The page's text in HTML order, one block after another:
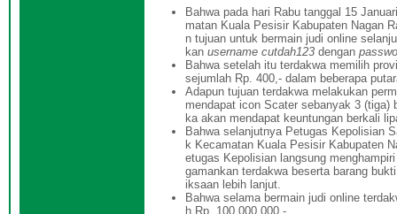
Bahwa pada hari Rabu tanggal 15
matan Kuala Pesisir Kabupaten Nagan
n tujuan untuk bermain judi online
kan username cutdah123 dengan
Bahwa setelah itu terdakwa memilih
sejumlah Rp. 400,- dalam beberapa
Adapun tujuan terdakwa melakukan
mendapat icon Scater sebanyak 3 (tiga)
ka akan mendapat keuntungan berkali
Bahwa selanjutnya Petugas Kepolisian
k Kecamatan Kuala Pesisir Kabupaten
etugas Kepolisian langsung
gamankan terdakwa beserta barang
iksaan lebih lanjut.
Bahwa selama bermain judi online
h Rp. 100.000.000,-.